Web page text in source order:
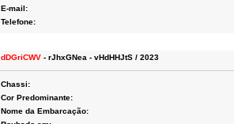
E-mail:
Telefone:
dDGriCWV - rJhxGNea - vHdHHJtS / 2023
Chassi:
Cor Predominante:
Nome da Embarcação: